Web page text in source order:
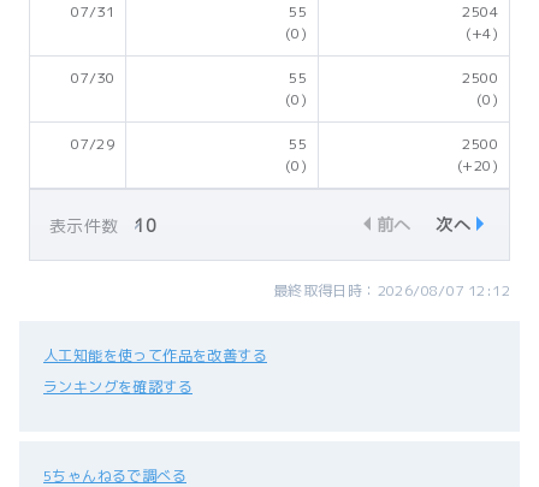
07/31
55
(0)
2504
(+4)
07/30
55
(0)
2500
(0)
07/29
55
(0)
2500
(+20)
表示件数 前へ 次へ
最終取得日時：2026/08/07 12:12
人工知能を使って作品を改善する
ランキングを確認する
5ちゃんねるで調べる